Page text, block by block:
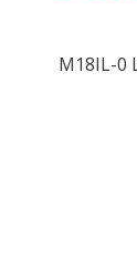
M18IL-0